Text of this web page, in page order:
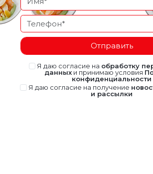
Отправить
Я даю согласие на обработку
данныхи принимаю условия
конфиденциальности
Я даю согласие на получение
и рассылки